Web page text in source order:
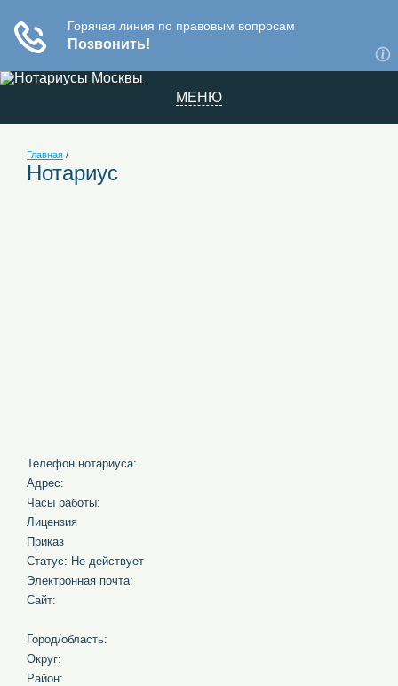
МЕНЮ
Главная /
Нотариус
Телефон нотариуса:
Адрес:
Часы работы:
Лицензия
Приказ
Статус: Не действует
Электронная почта:
Сайт:
Город/область:
Округ:
Район: